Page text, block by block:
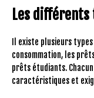
Les
Il existe plusieurs
consommation, les
prêts étudiants.
caractéristiques et